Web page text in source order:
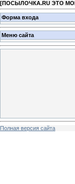
[ПОСЫЛОЧКА.RU ЭТО
Форма входа
Меню сайта
Полная версия сайта